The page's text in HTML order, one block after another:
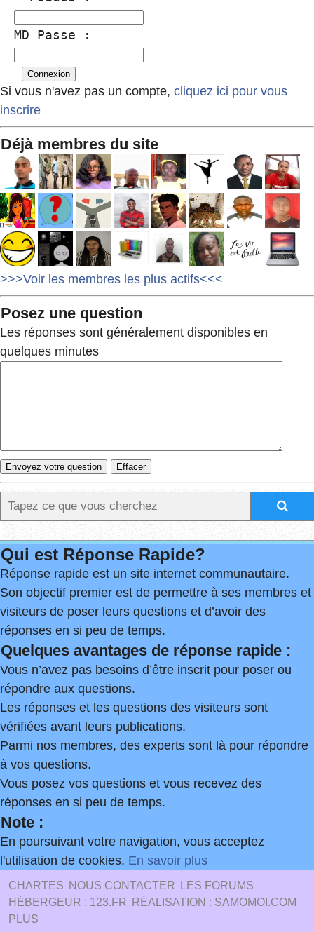
MD Passe :
Si vous n'avez pas un compte, cliquez ici pour vous
inscrire
Déjà membres du site
>>>Voir les membres les plus actifs<<<
Posez une question
Les réponses sont généralement disponibles en
quelques minutes
Qui est Réponse Rapide?
Réponse rapide est un site internet communautaire.
Son objectif premier est de permettre à ses membres et
visiteurs de poser leurs questions et d’avoir des
réponses en si peu de temps.
Quelques avantages de réponse rapide :
Vous n’avez pas besoins d’être inscrit pour poser ou
répondre aux questions.
Les réponses et les questions des visiteurs sont
vérifiées avant leurs publications.
Parmi nos membres, des experts sont là pour répondre
à vos questions.
Vous posez vos questions et vous recevez des
réponses en si peu de temps.
Note :
En poursuivant votre navigation, vous acceptez
l'utilisation de cookies. En savoir plus
CHARTES NOUS CONTACTER
LES FORUMS
HÉBERGEUR : 123.FR
RÉALISATION : SAMOMOI.COM
PLUS